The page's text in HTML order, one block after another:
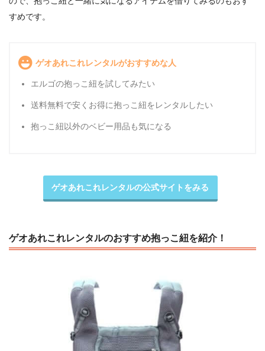
すめです。
ゲオあれこれレンタルがおすすめな人
エルゴの抱っこ紐を試してみたい
送料無料で安くお得に抱っこ紐をレンタルしたい
抱っこ紐以外のベビー用品も気になる
ゲオあれこれレンタルの公式サイトをみる
ゲオあれこれレンタルのおすすめ抱っこ紐を紹介！